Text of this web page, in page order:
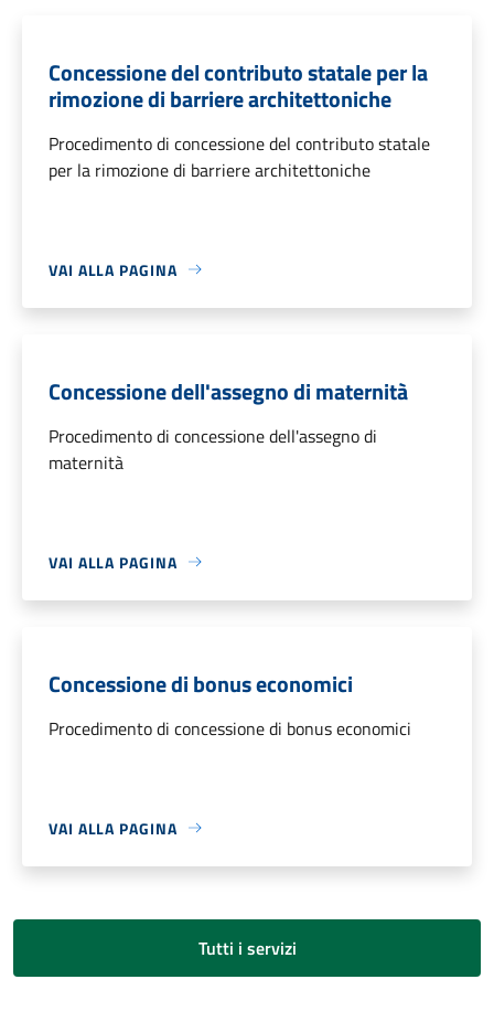
Concessione del contributo statale per la
rimozione di barriere architettoniche
Procedimento di concessione del contributo statale
per la rimozione di barriere architettoniche
VAI ALLA PAGINA
Concessione dell'assegno di maternità
Procedimento di concessione dell'assegno di
maternità
VAI ALLA PAGINA
Concessione di bonus economici
Procedimento di concessione di bonus economici
VAI ALLA PAGINA
Tutti i servizi